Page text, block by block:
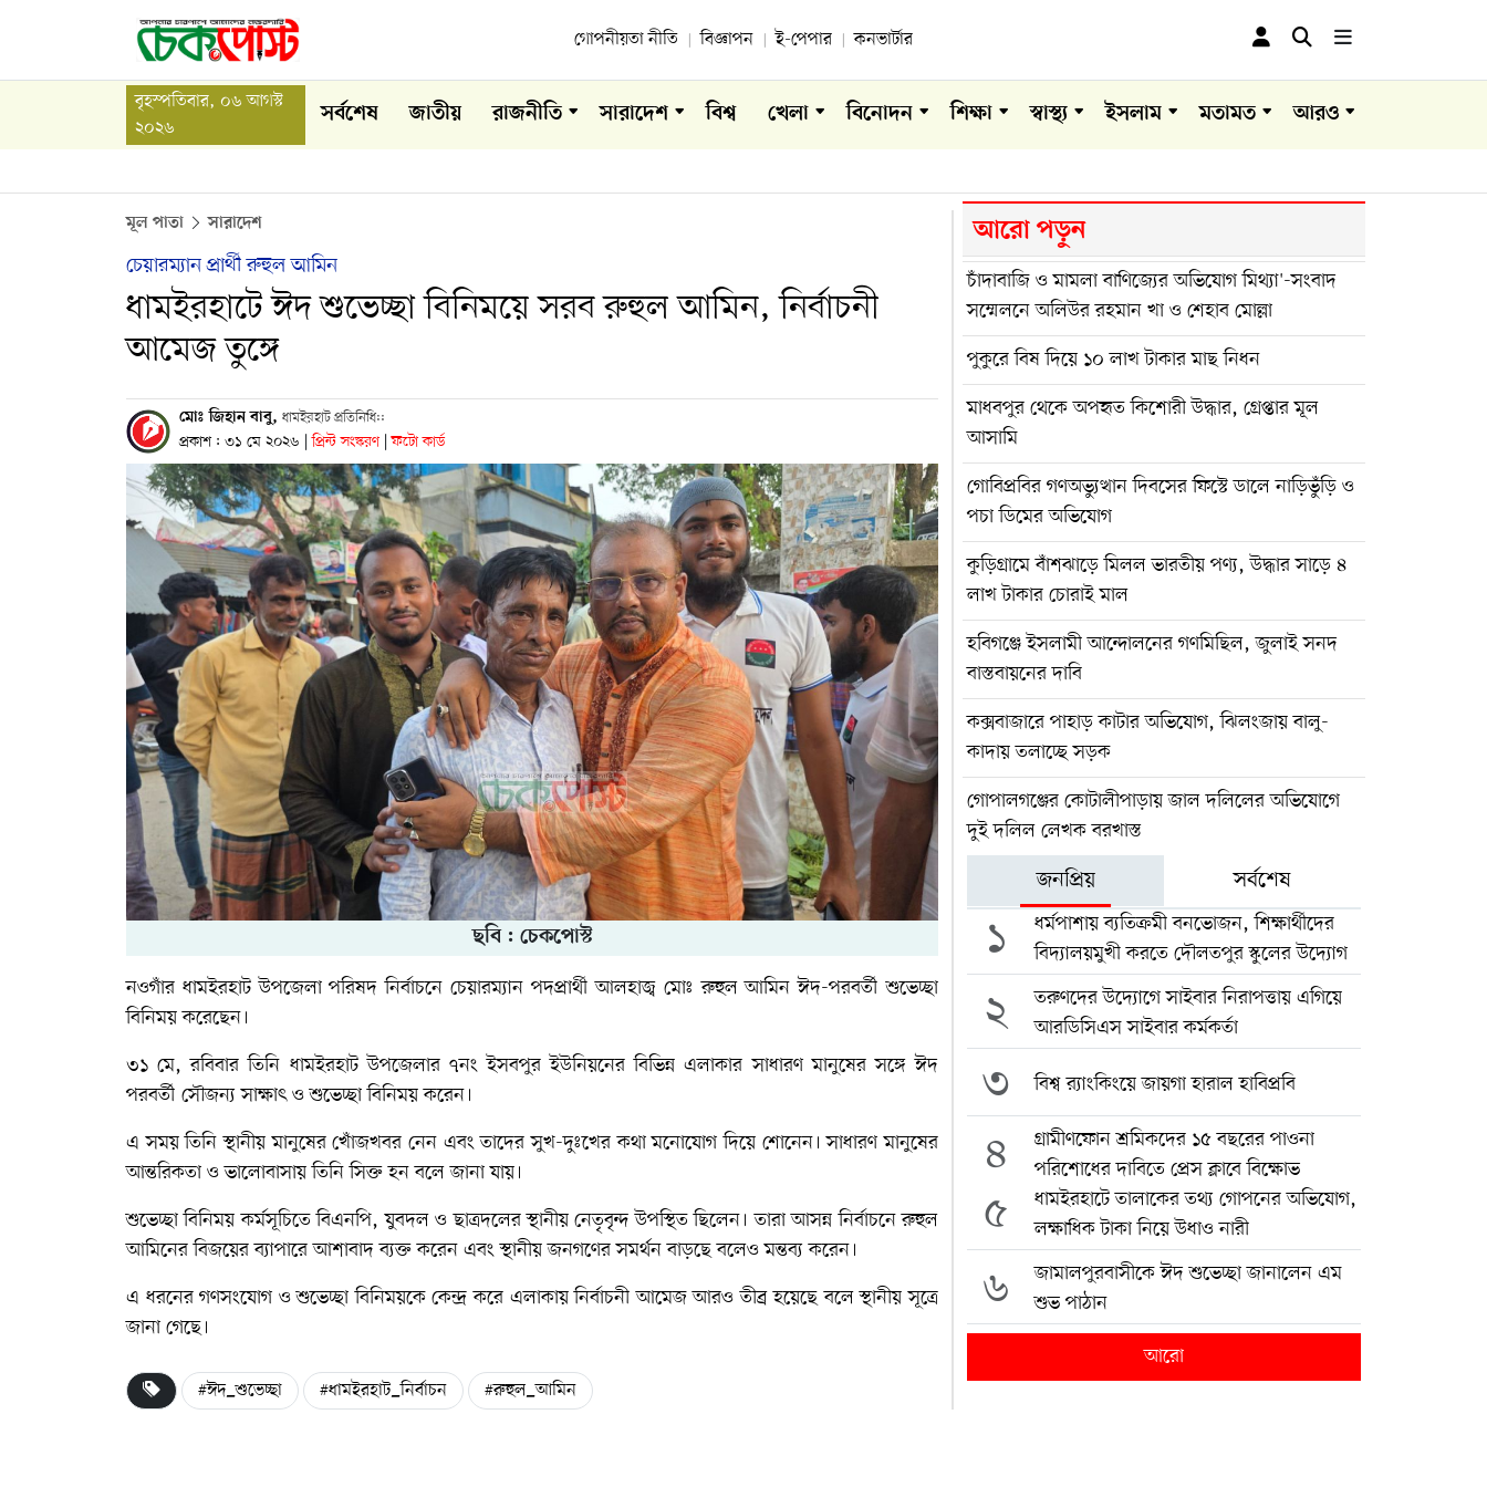
গোপনীয়তা নীতি বিজ্ঞাপন ই-পেপার কনভার্টার
বৃহস্পতিবার, ০৬ আগস্ট
২০২৬
সর্বশেষ জাতীয় রাজনীতি সারাদেশ বিশ্ব খেলা বিনোদন শিক্ষা স্বাস্থ্য ইসলাম মতামত আরও
মূল পাতা সারাদেশ
চেয়ারম্যান প্রার্থী রুহুল আমিন
ধামইরহাটে ঈদ শুভেচ্ছা বিনিময়ে সরব রুহুল আমিন, নির্বাচনী
আমেজ তুঙ্গে
মোঃ জিহান বাবু, ধামইরহাট প্রতিনিধি::
প্রকাশ : ৩১ মে ২০২৬ | প্রিন্ট সংস্করণ | ফটো কার্ড
ছবি : চেকপোস্ট
নওগাঁর ধামইরহাট উপজেলা পরিষদ নির্বাচনে চেয়ারম্যান পদপ্রার্থী আলহাজ্ব মোঃ রুহুল আমিন ঈদ-পরবর্তী শুভেচ্ছা
বিনিময় করেছেন।
৩১ মে, রবিবার তিনি ধামইরহাট উপজেলার ৭নং ইসবপুর ইউনিয়নের বিভিন্ন এলাকার সাধারণ মানুষের সঙ্গে ঈদ
পরবর্তী সৌজন্য সাক্ষাৎ ও শুভেচ্ছা বিনিময় করেন।
এ সময় তিনি স্থানীয় মানুষের খোঁজখবর নেন এবং তাদের সুখ-দুঃখের কথা মনোযোগ দিয়ে শোনেন। সাধারণ মানুষের
আন্তরিকতা ও ভালোবাসায় তিনি সিক্ত হন বলে জানা যায়।
শুভেচ্ছা বিনিময় কর্মসূচিতে বিএনপি, যুবদল ও ছাত্রদলের স্থানীয় নেতৃবৃন্দ উপস্থিত ছিলেন। তারা আসন্ন নির্বাচনে রুহুল
আমিনের বিজয়ের ব্যাপারে আশাবাদ ব্যক্ত করেন এবং স্থানীয় জনগণের সমর্থন বাড়ছে বলেও মন্তব্য করেন।
এ ধরনের গণসংযোগ ও শুভেচ্ছা বিনিময়কে কেন্দ্র করে এলাকায় নির্বাচনী আমেজ আরও তীব্র হয়েছে বলে স্থানীয় সূত্রে
জানা গেছে।
#ঈদ_শুভেচ্ছা #ধামইরহাট_নির্বাচন #রুহুল_আমিন
আরো পড়ুন
চাঁদাবাজি ও মামলা বাণিজ্যের অভিযোগ মিথ্যা'-সংবাদ
সম্মেলনে অলিউর রহমান খা ও শেহাব মোল্লা
পুকুরে বিষ দিয়ে ১০ লাখ টাকার মাছ নিধন
মাধবপুর থেকে অপহৃত কিশোরী উদ্ধার, গ্রেপ্তার মূল
আসামি
গোবিপ্রবির গণঅভ্যুত্থান দিবসের ফিস্টে ডালে নাড়িভুঁড়ি ও
পচা ডিমের অভিযোগ
কুড়িগ্রামে বাঁশঝাড়ে মিলল ভারতীয় পণ্য, উদ্ধার সাড়ে ৪
লাখ টাকার চোরাই মাল
হবিগঞ্জে ইসলামী আন্দোলনের গণমিছিল, জুলাই সনদ
বাস্তবায়নের দাবি
কক্সবাজারে পাহাড় কাটার অভিযোগ, ঝিলংজায় বালু-
কাদায় তলাচ্ছে সড়ক
গোপালগঞ্জের কোটালীপাড়ায় জাল দলিলের অভিযোগে
দুই দলিল লেখক বরখাস্ত
জনপ্রিয় সর্বশেষ
১
ধর্মপাশায় ব্যতিক্রমী বনভোজন, শিক্ষার্থীদের
বিদ্যালয়মুখী করতে দৌলতপুর স্কুলের উদ্যোগ
২
তরুণদের উদ্যোগে সাইবার নিরাপত্তায় এগিয়ে
আরডিসিএস সাইবার কর্মকর্তা
৩ বিশ্ব র‍্যাংকিংয়ে জায়গা হারাল হাবিপ্রবি
৪
গ্রামীণফোন শ্রমিকদের ১৫ বছরের পাওনা
পরিশোধের দাবিতে প্রেস ক্লাবে বিক্ষোভ
৫
ধামইরহাটে তালাকের তথ্য গোপনের অভিযোগ,
লক্ষাধিক টাকা নিয়ে উধাও নারী
৬
জামালপুরবাসীকে ঈদ শুভেচ্ছা জানালেন এম
শুভ পাঠান
আরো